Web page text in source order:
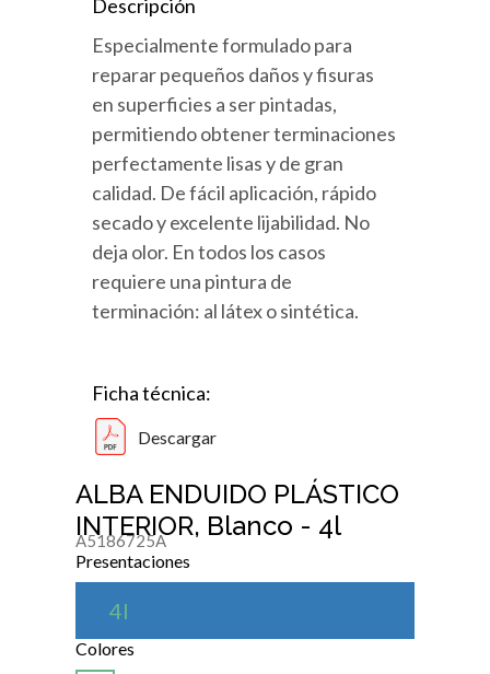
Descripción
Especialmente formulado para
reparar pequeños daños y fisuras
en superficies a ser pintadas,
permitiendo obtener terminaciones
perfectamente lisas y de gran
calidad. De fácil aplicación, rápido
secado y excelente lijabilidad. No
deja olor. En todos los casos
requiere una pintura de
terminación: al látex o sintética.
Ficha técnica:
Descargar
ALBA ENDUIDO PLÁSTICO
INTERIOR, Blanco - 4l
A5186725A
Presentaciones
4l
Colores